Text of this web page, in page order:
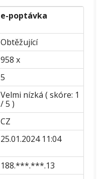
e-poptávka
Obtěžující
958 x
5
Velmi nízká ( skóre: 1
/ 5 )
CZ
25.01.2024 11:04
188.***.***.13